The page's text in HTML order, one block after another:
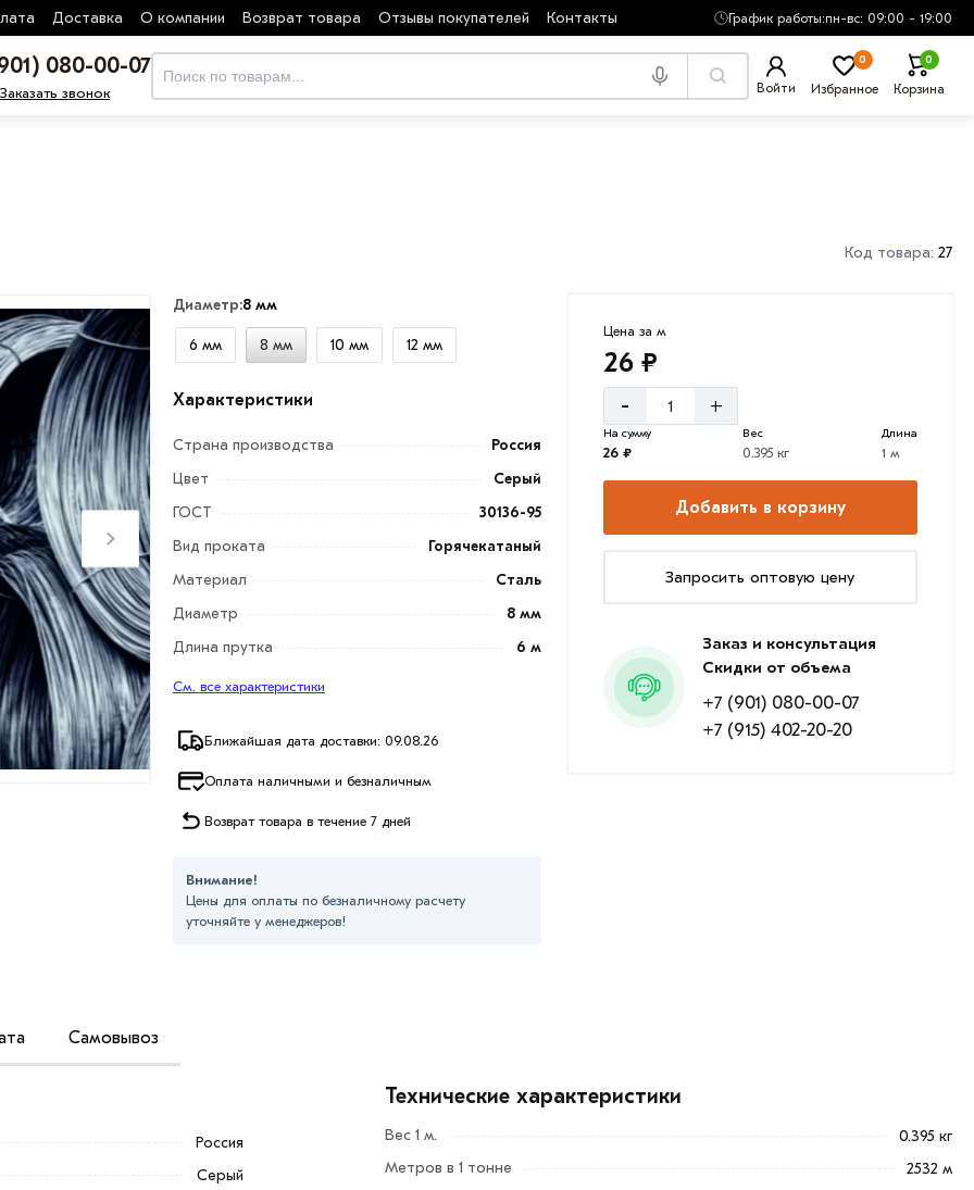
Доставка О компании Возврат товара Отзывы покупателей Контакты График работы:пн-вс: 09:00 - 19:00
080-00-07
Заказать звонок Войти Избранное
0
Корзина
0
Код товара: 27
Диаметр:8 мм
6 мм 8 мм 10 мм 12 мм
Характеристики
Страна производства
Россия
Цвет
Серый
ГОСТ
30136-95
Вид проката
Горячекатаный
Материал
Сталь
Диаметр
8 мм
Длина прутка
6 м
См. все характеристики
Ближайшая дата доставки: 09.08.26
Оплата наличными и безналичным
Возврат товара в течение 7 дней
Внимание!
Цены для оплаты по безналичному расчету
уточняйте у менеджеров!
Цена за м
26 ₽
- +
На сумму
26 ₽
Вес
0.395 кг
Длина
1 м
Добавить в корзину
Запросить оптовую цену
Заказ и консультация
Скидки от объема
+7 (901) 080-00-07
+7 (915) 402-20-20
Самовывоз
сечения по технологии
на разрыв, гибкостью, пластичностью,
Россия
Серый
Технические характеристики
Вес 1 м.
0.395 кг
Метров в 1 тонне
2532 м